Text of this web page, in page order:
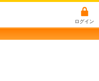
ログイン